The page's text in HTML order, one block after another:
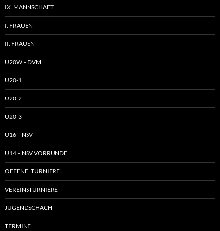
IX. MANNSCHAFT
I. FRAUEN
II. FRAUEN
U20W – DVM
U20-1
U20-2
U20-3
U16 – NSV
U14 – NSV VORRUNDE
OFFENE TURNIERE
VEREINSTURNIERE
JUGENDSCHACH
TERMINE